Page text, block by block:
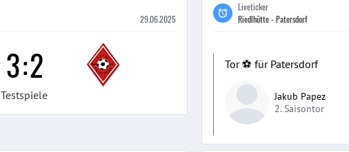
29.06.2025
3:2
Testspiele
Liveticker
Riedlhütte - Patersdorf
Tor ⚽️ für Patersdorf
Jakub Papez
2. Saisontor